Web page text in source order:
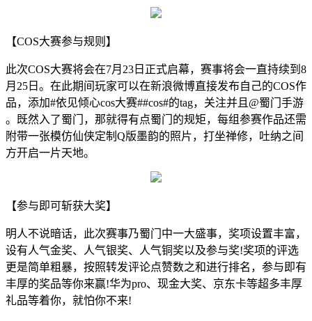
【COS大赛参与规则】
此次COS大赛将会在7月23日正式启幕，赛事将会一直持续到8
月25日。在此期间玩家可以在新浪微博直接发布自己的COS作
品，添加#依见倾心cos大赛##cos#的tag，关注并且@蜀门手游
。既然入了蜀门，那就得有点蜀门的规矩，每组参赛作品还需
附带一张模仿仙侠定制Q版墨韵的照片，打坐禅修，吐纳之间
方开启一片天地。
【参与即可斩获大奖】
明人不说暗话，此次赛事乃蜀门中一大盛事，奖项设置丰富，
设有人气金奖、人气银奖、人气铜奖以及参与奖!奖项的评选
更是简单粗暴，按照转发评论点赞数之和进行排名，参与即有
丰厚的奖品等你来赢!华为pro、现金大奖、京东卡等超多丰厚
礼品等着你，就怕你不来!